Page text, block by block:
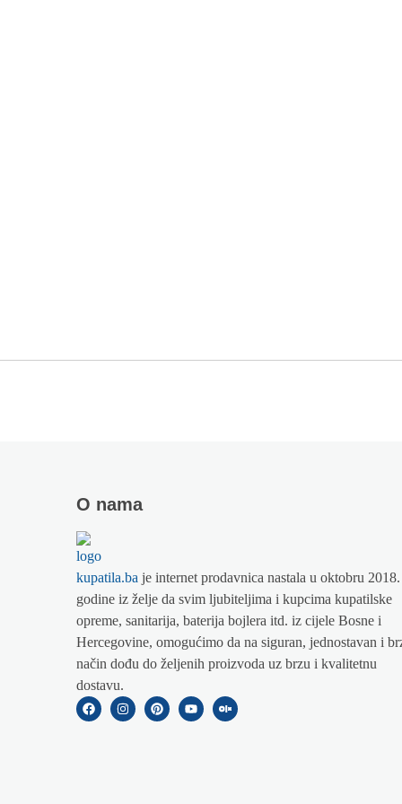
O nama
kupatila.ba je internet prodavnica nastala u oktobru 2018.
godine iz želje da svim ljubiteljima i kupcima kupatilske
opreme, sanitarija, baterija bojlera itd. iz cijele Bosne i
Hercegovine, omogućimo da na siguran, jednostavan i
način dođu do željenih proizvoda uz brzu i kvalitetnu
dostavu.